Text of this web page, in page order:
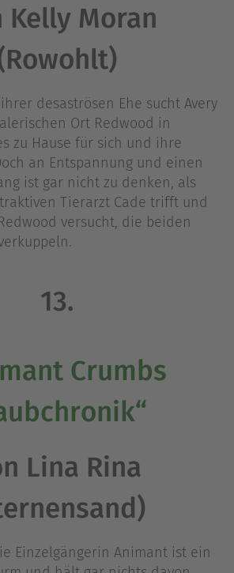
Kelly Moran
desaströsen Ehe sucht Avery
Ort Redwood in
zu Hause für sich und ihre
an Entspannung und einen
ist gar nicht zu denken, als
Tierarzt Cade trifft und
versucht, die beiden
13.
Crumbs
Lina Rina
Einzelgängerin Animant ist ein